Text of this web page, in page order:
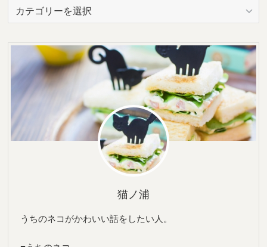
猫ノ浦
うちのネコがかわいい話をしたい人。